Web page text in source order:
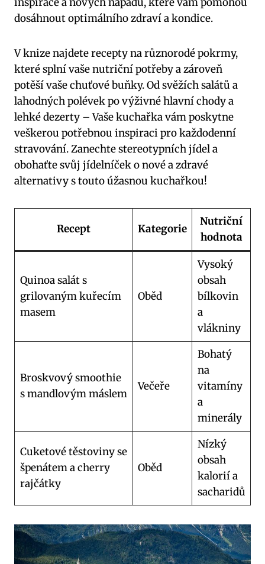
inspirace a nových nápadů, které vám pomohou
dosáhnout optimálního zdraví a kondice.
V knize najdete recepty na různorodé pokrmy,
které splní vaše nutriční potřeby a zároveň
potěší vaše chuťové buňky. Od svěžích salátů a
lahodných polévek po výživné hlavní chody a
lehké dezerty – Vaše kuchařka vám poskytne
veškerou potřebnou inspiraci pro každodenní
stravování. Zanechte stereotypních jídel a
obohaťte svůj jídelníček o nové a zdravé
alternativy s touto úžasnou kuchařkou!
Recept Kategorie
Nutriční
hodnota
Quinoa salát s
grilovaným kuřecím
masem
Oběd
Vysoký
obsah
bílkovin
a
vlákniny
Broskvový smoothie
s mandlovým máslem
Večeře
Bohatý
na
vitamíny
a
minerály
Cuketové těstoviny se
špenátem a cherry
rajčátky
Oběd
Nízký
obsah
kalorií a
sacharidů